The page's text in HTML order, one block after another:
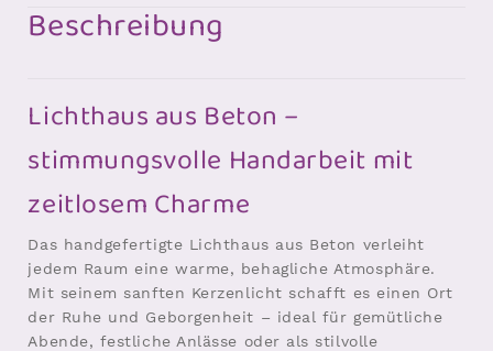
Beschreibung
Lichthaus aus Beton –
stimmungsvolle Handarbeit mit
zeitlosem Charme
Das handgefertigte Lichthaus aus Beton verleiht
jedem Raum eine warme, behagliche Atmosphäre.
Mit seinem sanften Kerzenlicht schafft es einen Ort
der Ruhe und Geborgenheit – ideal für gemütliche
Abende, festliche Anlässe oder als stilvolle